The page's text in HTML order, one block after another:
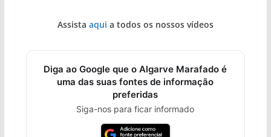
Assista aqui a todos os nossos vídeos
Diga ao Google que o Algarve Marafado é
uma das suas fontes de informação
preferidas
Siga-nos para ficar informado